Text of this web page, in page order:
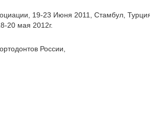
19-23 Июня 2011, Стамбул,
20 мая 2012г.
России,